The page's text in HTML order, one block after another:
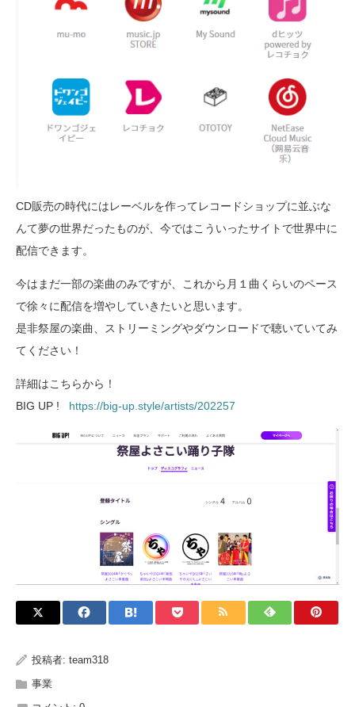
CD販売の時代にはレーベルを作ってレコードショップに並ぶな
んて夢の世界だったものが、今ではこういったサイトで世界中に
配信できます。
今はまだ一部の楽曲のみですが、これから月１曲くらいのペース
で徐々に配信を増やしていきたいと思います。
是非祭屋の楽曲、ストリーミングやダウンロードで聴いていてみ
てください！
詳細はこちらから！
BIG UP ! https://big-up.style/artists/202257
投稿者: team318
事業